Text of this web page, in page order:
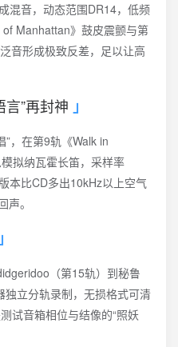
混音，动态范围DR14，低频
Manhattan》鼓皮震颤与第
音形成极致反差，足以让高
”再封神
，在第9轨《Walk in
拟纳瓦霍长笛，采样率
本比CD多出10kHz以上空气
声。
（第15轨）到秘鲁
立分轨录制，无损格式可清
试音箱相位与结像的“照妖